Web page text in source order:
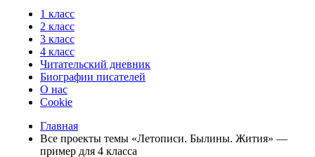
1 класс
2 класс
3 класс
4 класс
Читательский дневник
Биографии писателей
О нас
Cookie
Главная
Все проекты темы «Летописи. Былины. Жития» —
пример для 4 класса